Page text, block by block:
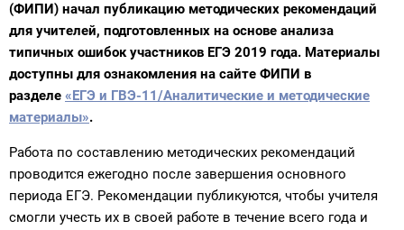
(ФИПИ) начал публикацию методических рекомендаций
для учителей, подготовленных на основе анализа
типичных ошибок участников ЕГЭ 2019 года. Материалы
доступны для ознакомления на сайте ФИПИ в
разделе «ЕГЭ и ГВЭ-11/Аналитические и методические
материалы».
Работа по составлению методических рекомендаций
проводится ежегодно после завершения основного
периода ЕГЭ. Рекомендации публикуются, чтобы учителя
смогли учесть их в своей работе в течение всего года и